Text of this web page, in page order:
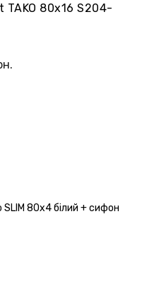
80х16 S204-